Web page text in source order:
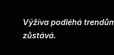
Výživa podléhá
zůstává.